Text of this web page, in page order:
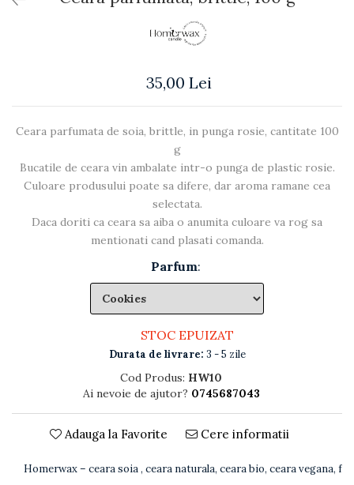
35,00 Lei
Ceara parfumata de soia, brittle, in punga rosie, cantitate 100
g
Bucatile de ceara vin ambalate intr-o punga de plastic rosie.
Culoare produsului poate sa difere, dar aroma ramane cea
selectata.
Daca doriti ca ceara sa aiba o anumita culoare va rog sa
mentionati cand plasati comanda.
Parfum:
STOC EPUIZAT
Durata de livrare: 3 - 5 zile
Cod Produs: HW10
Ai nevoie de ajutor? 0745687043
Adauga la Favorite Cere informatii
Homerwax – ceara soia , ceara naturala, ceara bio, ceara